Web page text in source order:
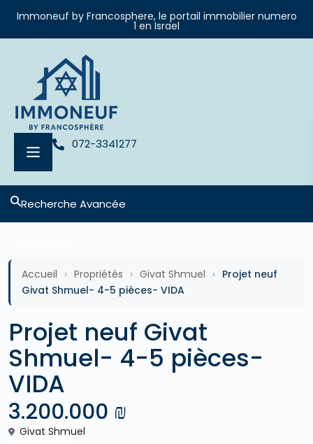
Immoneuf by Francosphere, le portail immobilier numero
1 en Israel
072-3341277
Recherche Avancée
Accueil › Propriétés › Givat Shmuel › Projet neuf
Givat Shmuel- 4-5 pièces- VIDA
Projet neuf Givat
Shmuel- 4-5 pièces-
VIDA
3.200.000 ₪
Givat Shmuel